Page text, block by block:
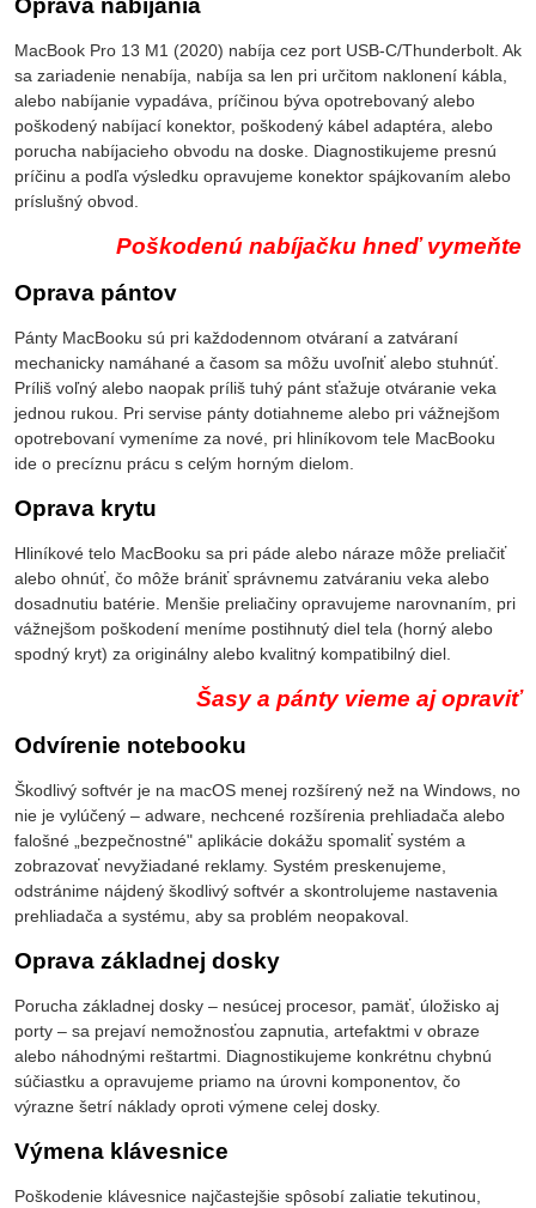
Oprava nabíjania
MacBook Pro 13 M1 (2020) nabíja cez port USB-C/Thunderbolt. Ak
sa zariadenie nenabíja, nabíja sa len pri určitom naklonení kábla,
alebo nabíjanie vypadáva, príčinou býva opotrebovaný alebo
poškodený nabíjací konektor, poškodený kábel adaptéra, alebo
porucha nabíjacieho obvodu na doske. Diagnostikujeme presnú
príčinu a podľa výsledku opravujeme konektor spájkovaním alebo
príslušný obvod.
Poškodenú nabíjačku hneď vymeňte
Oprava pántov
Pánty MacBooku sú pri každodennom otváraní a zatváraní
mechanicky namáhané a časom sa môžu uvoľniť alebo stuhnúť.
Príliš voľný alebo naopak príliš tuhý pánt sťažuje otváranie veka
jednou rukou. Pri servise pánty dotiahneme alebo pri vážnejšom
opotrebovaní vymeníme za nové, pri hliníkovom tele MacBooku
ide o precíznu prácu s celým horným dielom.
Oprava krytu
Hliníkové telo MacBooku sa pri páde alebo náraze môže preliačiť
alebo ohnúť, čo môže brániť správnemu zatváraniu veka alebo
dosadnutiu batérie. Menšie preliačiny opravujeme narovnaním, pri
vážnejšom poškodení meníme postihnutý diel tela (horný alebo
spodný kryt) za originálny alebo kvalitný kompatibilný diel.
Šasy a pánty vieme aj opraviť
Odvírenie notebooku
Škodlivý softvér je na macOS menej rozšírený než na Windows, no
nie je vylúčený – adware, nechcené rozšírenia prehliadača alebo
falošné „bezpečnostné" aplikácie dokážu spomaliť systém a
zobrazovať nevyžiadané reklamy. Systém preskenujeme,
odstránime nájdený škodlivý softvér a skontrolujeme nastavenia
prehliadača a systému, aby sa problém neopakoval.
Oprava základnej dosky
Porucha základnej dosky – nesúcej procesor, pamäť, úložisko aj
porty – sa prejaví nemožnosťou zapnutia, artefaktmi v obraze
alebo náhodnými reštartmi. Diagnostikujeme konkrétnu chybnú
súčiastku a opravujeme priamo na úrovni komponentov, čo
výrazne šetrí náklady oproti výmene celej dosky.
Výmena klávesnice
Poškodenie klávesnice najčastejšie spôsobí zaliatie tekutinou,